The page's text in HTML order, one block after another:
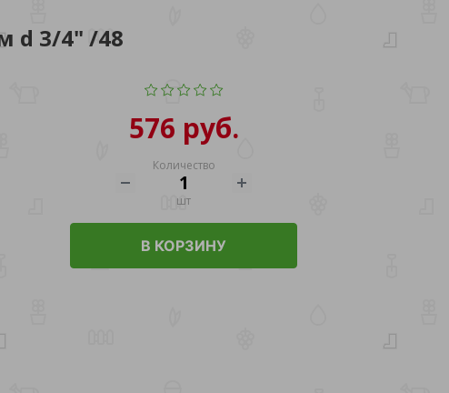
d 3/4" /48
576 руб.
Количество
шт
В КОРЗИНУ